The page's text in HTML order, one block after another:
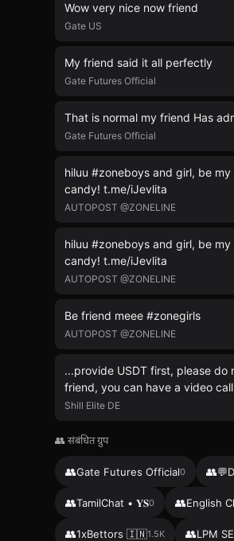
Wow very nice now friend
Gate US
My friend said it all perfectly
Gate Futures Official
That is normal my friend Has
Gate Futures Official
hiluu #zoneboys and girl, be
candy! t.me/iJevlita
AUTOPOST @ZONELINE
hiluu #zoneboys and girl, be
candy! t.me/iJevlita
AUTOPOST @ZONELINE
Be friend meee #zonegirls
AUTOPOST @ZONELINE
...provide USDT first, please do
friend, you can have a video
Shill Elite DE
👥 संबंधित ग्रुप
👥Gate Futures Official0 👥
👥TamilChat • 𝐘𝐒0 👥English
👥1xBettors 🇮🇳1.5K 👥LPM